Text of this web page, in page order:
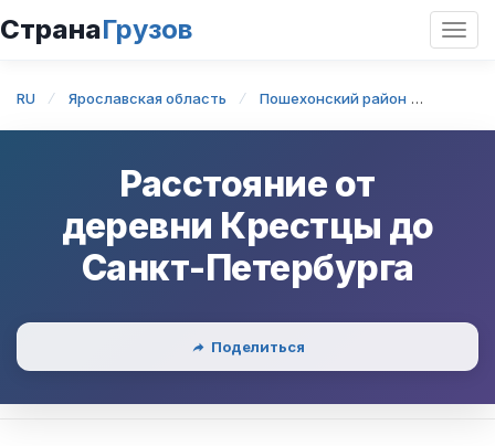
СтранаГрузов
RU Ярославская область Пошехонский район
Расстояние от
деревни Крестцы до
Санкт-Петербурга
Поделиться